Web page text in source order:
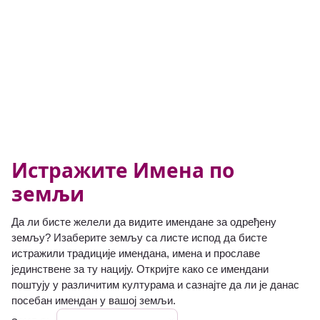
Истражите Имена по
земљи
Да ли бисте желели да видите имендане за одређену
земљу? Изаберите земљу са листе испод да бисте
истражили традиције имендана, имена и прославе
јединствене за ту нацију. Откријте како се имендани
поштују у различитим културама и сазнајте да ли је данас
посебан имендан у вашој земљи.